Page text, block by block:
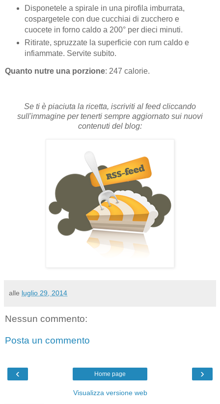
Disponetele a spirale in una pirofila imburrata,
cospargetele con due cucchiai di zucchero e
cuocete in forno caldo a 200° per dieci minuti.
Ritirate, spruzzate la superficie con rum caldo e
infiammate. Servite subito.
Quanto nutre una porzione: 247 calorie.
Se ti è piaciuta la ricetta, iscriviti al feed cliccando
sull'immagine per tenerti sempre aggiornato sui nuovi
contenuti del blog:
alle luglio 29, 2014
Nessun commento:
Posta un commento
‹ ›
Home page
Visualizza versione web